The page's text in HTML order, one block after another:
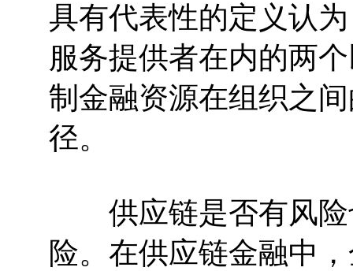
具有代表性的定义认
服务提供者在内的两
制金融资源在组织之
径。
供应链是否有风险
险。在供应链金融中